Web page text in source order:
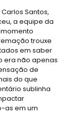
Santos,
a equipe da
momento
trouxe
em saber
era não apenas
de
do que
sublinha
as em um